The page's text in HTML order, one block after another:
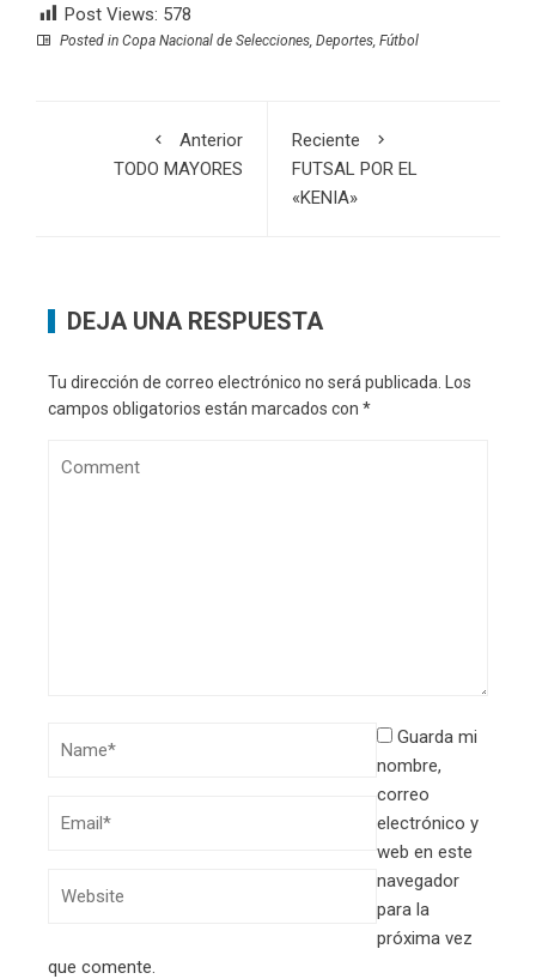
Post Views: 578
Posted in Copa Nacional de Selecciones Deportes Fútbol
Anterior
TODO MAYORES
Reciente
FUTSAL POR EL
«KENIA»
DEJA UNA RESPUESTA
Tu dirección de correo electrónico no será publicada. Los
campos obligatorios están marcados con *
Guarda mi
nombre,
correo
electrónico y
web en este
navegador
para la
próxima vez
que comente.